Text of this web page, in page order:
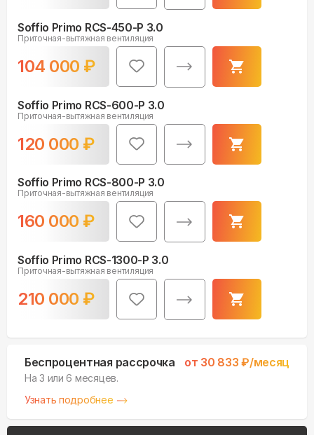
Soffio Primo RCS-450-P 3.0
Приточная-вытяжная вентиляция
104 000 ₽
Soffio Primo RCS-600-P 3.0
Приточная-вытяжная вентиляция
120 000 ₽
Soffio Primo RCS-800-P 3.0
Приточная-вытяжная вентиляция
160 000 ₽
Soffio Primo RCS-1300-P 3.0
Приточная-вытяжная вентиляция
210 000 ₽
Беспроцентная рассрочка от 30 833 ₽/месяц
На 3 или 6 месяцев.
Узнать подробнее